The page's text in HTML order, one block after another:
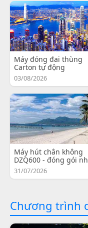
Máy đóng đai thùng
Carton tự động
03/08/2026
Máy hút chân không
DZQ600 - đóng gói
31/07/2026
Chương trình